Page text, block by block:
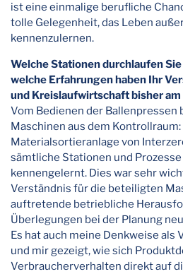
ist eine einmalige berufliche
tolle Gelegenheit, das Leben
kennenzulernen.
Welche Stationen durchlaufen
welche Erfahrungen haben Ihr
und Kreislaufwirtschaft bisher
Vom Bedienen der Ballenpressen
Maschinen aus dem Kontrollraum:
Materialsortieranlage von
sämtliche Stationen und
kennengelernt. Dies war sehr
Verständnis für die beteiligten
auftretende betriebliche
Überlegungen bei der Planung
Es hat auch meine Denkweise als
und mir gezeigt, wie sich
Verbraucherverhalten direkt auf